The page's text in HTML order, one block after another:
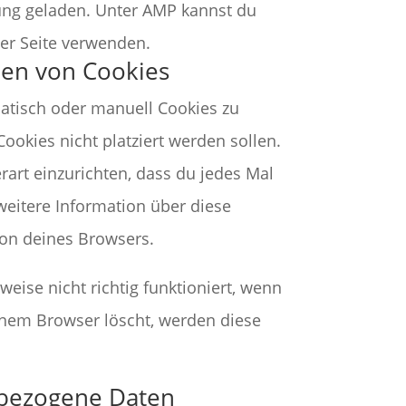
geladen. Unter AMP kannst du
Seite verwenden.
von Cookies
oder manuell Cookies zu
nicht platziert werden sollen.
einzurichten, dass du jedes Mal
Information über diese
deines Browsers.
nicht richtig funktioniert, wenn
Browser löscht, werden diese
Daten